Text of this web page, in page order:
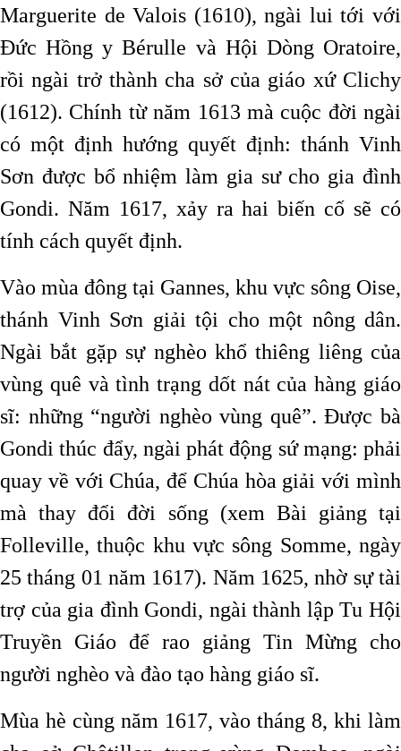
Marguerite de Valois (1610), ngài lui tới với
Đức Hồng y Bérulle và Hội Dòng Oratoire,
rồi ngài trở thành cha sở của giáo xứ Clichy
(1612). Chính từ năm 1613 mà cuộc đời ngài
có một định hướng quyết định: thánh Vinh
Sơn được bổ nhiệm làm gia sư cho gia đình
Gondi. Năm 1617, xảy ra hai biến cố sẽ có
tính cách quyết định.
Vào mùa đông tại Gannes, khu vực sông Oise,
thánh Vinh Sơn giải tội cho một nông dân.
Ngài bắt gặp sự nghèo khổ thiêng liêng của
vùng quê và tình trạng dốt nát của hàng giáo
sĩ: những “người nghèo vùng quê”. Được bà
Gondi thúc đẩy, ngài phát động sứ mạng: phải
quay về với Chúa, để Chúa hòa giải với mình
mà thay đổi đời sống (xem Bài giảng tại
Folleville, thuộc khu vực sông Somme, ngày
25 tháng 01 năm 1617). Năm 1625, nhờ sự tài
trợ của gia đình Gondi, ngài thành lập Tu Hội
Truyền Giáo để rao giảng Tin Mừng cho
người nghèo và đào tạo hàng giáo sĩ.
Mùa hè cùng năm 1617, vào tháng 8, khi làm